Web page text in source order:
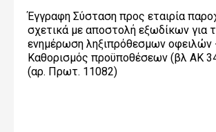
Έγγραφη Σύσταση προς εταιρία
σχετικά με αποστολή εξωδίκων για
ενημέρωση ληξιπρόθεσμων οφειλών
Καθορισμός προϋποθέσεων (βλ ΑΚ
(αρ. Πρωτ. 11082)